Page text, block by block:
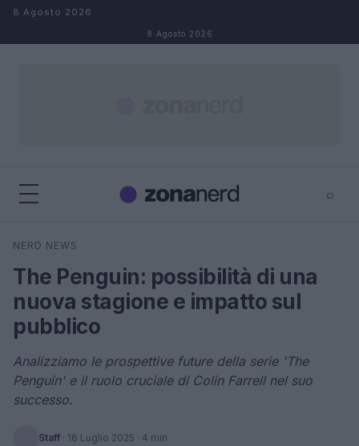
Salta al contenuto
8 Agosto 2026
8 Agosto 2026
⌕
Cerca
NERD NEWS
The Penguin: possibilità di una
nuova stagione e impatto sul
pubblico
Analizziamo le prospettive future della serie 'The
Penguin' e il ruolo cruciale di Colin Farrell nel suo
successo.
Staff · 16 Luglio 2025 · 4 min